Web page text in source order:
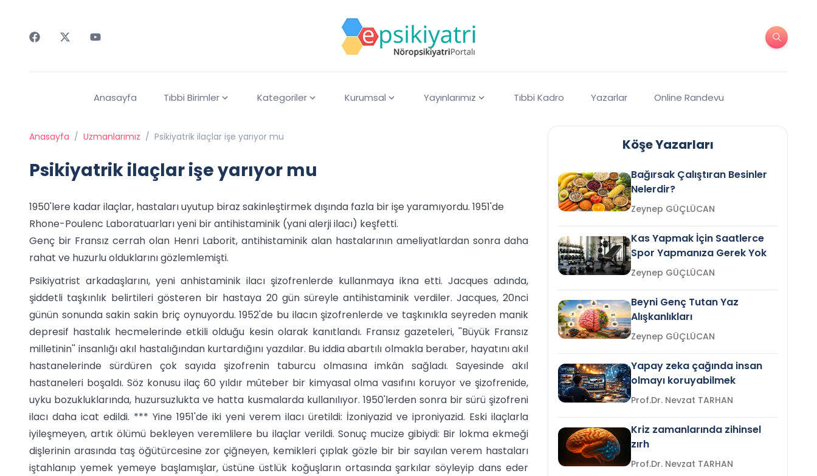
Anasayfa Tıbbi Birimler Kategoriler Kurumsal Yayınlarımız Tıbbi Kadro Yazarlar Online Randevu
Anasayfa / Uzmanlarımız / Psikiyatrik ilaçlar işe yarıyor mu
Psikiyatrik ilaçlar işe yarıyor mu
1950'lere kadar ilaçlar, hastaları uyutup biraz sakinleştirmek dışında fazla bir işe yaramıyordu. 1951'de
Rhone-Poulenc Laboratuarları yeni bir antihistaminik (yani alerji ilacı) keşfetti.
Genç bir Fransız cerrah olan Henri Laborit, antihistaminik alan hastalarının ameliyatlardan sonra daha
rahat ve huzurlu olduklarını gözlemlemişti.
Psikiyatrist arkadaşlarını, yeni anhistaminik ilacı şizofrenlerde kullanmaya ikna etti. Jacques adında,
şiddetli taşkınlık belirtileri gösteren bir hastaya 20 gün süreyle antihistaminik verdiler. Jacques, 20nci
günün sonunda sakin sakin briç oynuyordu. 1952'de bu ilacın şizofrenlerde ve taşkınıkla seyreden manik
depresif hastalık hecmelerinde etkili olduğu kesin olarak kanıtlandı. Fransız gazeteleri, ''Büyük Fransız
milletinin'' insanlığı akıl hastalığından kurtardığını yazdılar. Bu iddia abartılı olmakla beraber, hayatını akıl
hastanelerinde sürdüren çok sayıda şizofrenin taburcu olmasına imkân sağladı. Sayesinde akıl
hastaneleri boşaldı. Söz konusu ilaç 60 yıldır mûteber bir kimyasal olma vasıfını koruyor ve şizofrenide,
uyku bozukluklarında, huzursuzlukta ve hatta kusmalarda kullanılıyor. 1950'lerden sonra bir sürü şizofreni
ilacı daha icat edildi. *** Yine 1951'de iki yeni verem ilacı üretildi: İzoniyazid ve iproniyazid. Eski ilaçlarla
iyileşmeyen, artık ölümü bekleyen veremlilere bu ilaçlar verildi. Sonuç mucize gibiydi: Bir lokma ekmeği
dişlerinin arasında taş öğütürcesine zor çiğneyen, kemikleri çıplak gözle bir bir sayılan verem hastaları
iştahlanıp yemek yemeye başlamışlar, üstüne üstlük koğuşların ortasında şarkılar söyleyip dans eder
Köşe Yazarları
Bağırsak Çalıştıran Besinler
Nelerdir?
Zeynep GÜÇLÜCAN
Kas Yapmak İçin Saatlerce
Spor Yapmanıza Gerek Yok
Zeynep GÜÇLÜCAN
Beyni Genç Tutan Yaz
Alışkanlıkları
Zeynep GÜÇLÜCAN
Yapay zeka çağında insan
olmayı koruyabilmek
Prof.Dr. Nevzat TARHAN
Kriz zamanlarında zihinsel
zırh
Prof.Dr. Nevzat TARHAN